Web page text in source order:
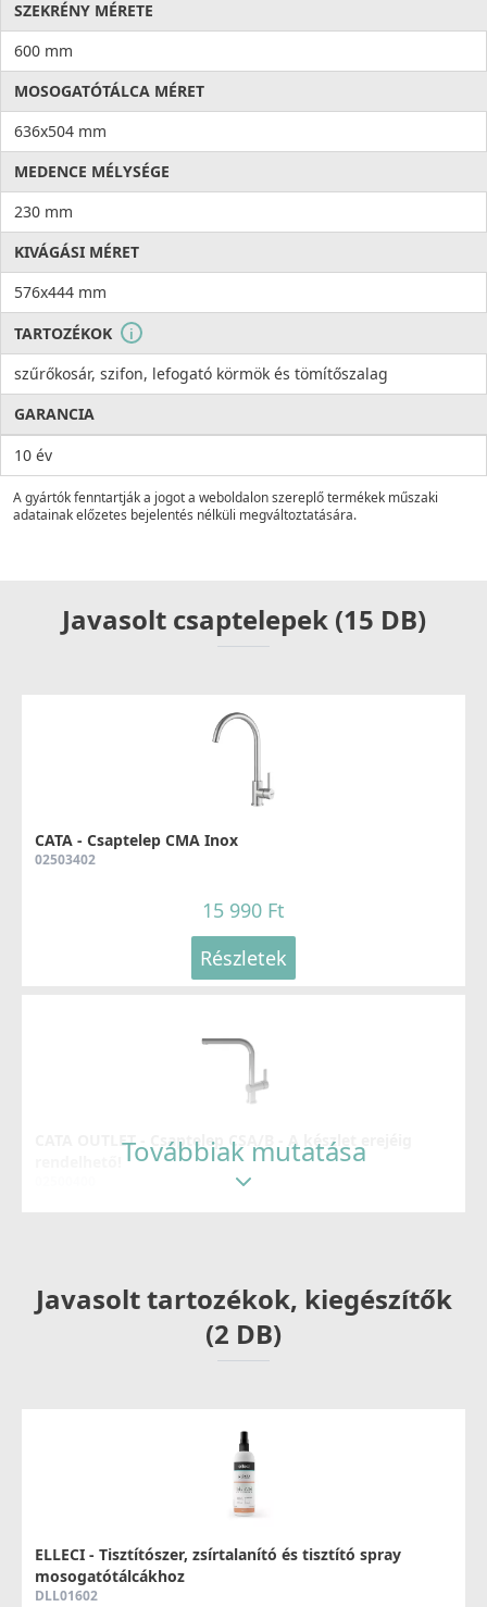
SZEKRÉNY MÉRETE
600 mm
MOSOGATÓTÁLCA MÉRET
636x504 mm
MEDENCE MÉLYSÉGE
230 mm
KIVÁGÁSI MÉRET
576x444 mm
TARTOZÉKOK
i
szűrőkosár, szifon, lefogató körmök és tömítőszalag
GARANCIA
10 év
A gyártók fenntartják a jogot a weboldalon szereplő termékek műszaki
adatainak előzetes bejelentés nélküli megváltoztatására.
Javasolt csaptelepek (15 DB)
CATA - Csaptelep CMA Inox
02503402
15 990 Ft
Részletek
CATA OUTLET - Csaptelep CSA/B - A készlet erejéig
CATA OUTLET - Csaptelep CSE - Kiállított bemutató
36 990 Ft
Továbbiak mutatása
Javasolt tartozékok, kiegészítők
(2 DB)
ELLECI - Tisztítószer, zsírtalanító és tisztító spray
mosogatótálcákhoz
DLL01602